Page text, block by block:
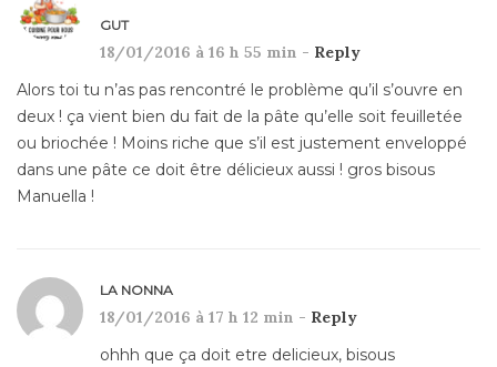
GUT
18/01/2016 à 16 h 55 min - Reply
Alors toi tu n’as pas rencontré le problème qu’il s’ouvre en
deux ! ça vient bien du fait de la pâte qu’elle soit feuilletée
ou briochée ! Moins riche que s’il est justement enveloppé
dans une pâte ce doit être délicieux aussi ! gros bisous
Manuella !
LA NONNA
18/01/2016 à 17 h 12 min - Reply
ohhh que ça doit etre delicieux, bisous